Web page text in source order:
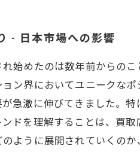
- 日本市場への影響
始めたのは数年前からの
ン界においてユニークな
急激に伸びてきました。
ドを理解することは、買
ように展開されていくの